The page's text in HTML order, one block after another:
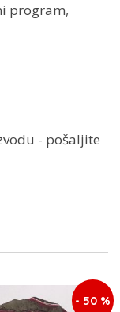
program,
- pošaljite
- 50 %